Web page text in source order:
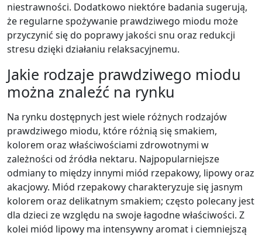
niestrawności. Dodatkowo niektóre badania sugerują,
że regularne spożywanie prawdziwego miodu może
przyczynić się do poprawy jakości snu oraz redukcji
stresu dzięki działaniu relaksacyjnemu.
Jakie rodzaje prawdziwego miodu
można znaleźć na rynku
Na rynku dostępnych jest wiele różnych rodzajów
prawdziwego miodu, które różnią się smakiem,
kolorem oraz właściwościami zdrowotnymi w
zależności od źródła nektaru. Najpopularniejsze
odmiany to między innymi miód rzepakowy, lipowy oraz
akacjowy. Miód rzepakowy charakteryzuje się jasnym
kolorem oraz delikatnym smakiem; często polecany jest
dla dzieci ze względu na swoje łagodne właściwości. Z
kolei miód lipowy ma intensywny aromat i ciemniejszą